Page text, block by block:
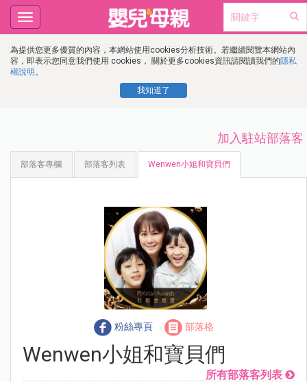
為提供您更多優質的內容，本網站使用cookies分析技術。若繼續閱覽本網站內
容，即表示您同意我們使用 cookies， 關於更多cookies資訊請閱讀我們的隱私
權說明 。
我知道了
Toggle
navigation
加入駐站部落客
部落客專欄 部落客列表 Wenwen小姐和寶貝們
粉絲專頁 部落格
Wenwen小姐和寶貝們
所有部落客列表